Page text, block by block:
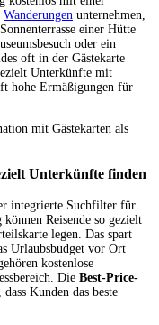
Wanderungen unternehmen,
einer Hütte
oder ein
oft in der Gästekarte
Unterkünfte mit
hohe Ermäßigungen für
mit Gästekarten als
Unterkünfte finden
integrierte Suchfilter für
Reisende so gezielt
legen. Das spart
Urlaubsbudget vor Ort
kostenlose
Die Best-Price-
Kunden das beste